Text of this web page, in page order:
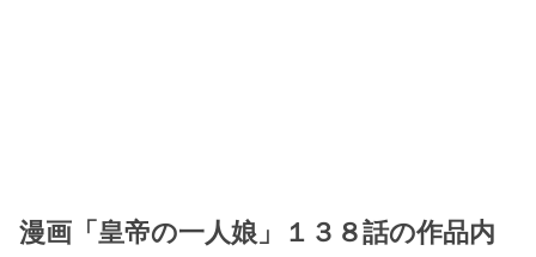
漫画「皇帝の一人娘」１３８話の作品内